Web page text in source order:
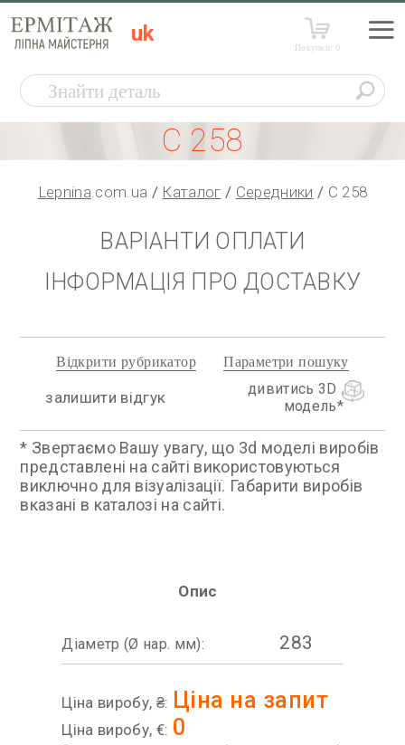
uk
Покупки:0
С 258
Lepnina.com.ua Каталог Середники С 258
ВАРІАНТИ ОПЛАТИ
ІНФОРМАЦІЯ ПРО ДОСТАВКУ
залишити відгук
дивитись 3D
модель
Відкрити рубрикатор Параметри пошуку
* Звертаємо Вашу увагу, що 3d моделі виробів
представлені на сайті використовуються
виключно для візуалізації. Габарити виробів
вказані в каталозі на сайті.
Опис
Діаметр (Ø нар. мм): 283
Ціна виробу, ₴: Ціна на запит
Ціна виробу, €: 0